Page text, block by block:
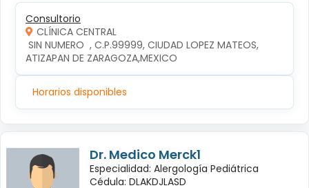
Consultorio
CLÍNICA CENTRAL
ATIZAPAN DE ZARAGOZA,MEXICO
Horarios disponibles
Dr. Medico Merck1
Especialidad: Alergología Pediátrica
Cédula: DLAKDJLASD